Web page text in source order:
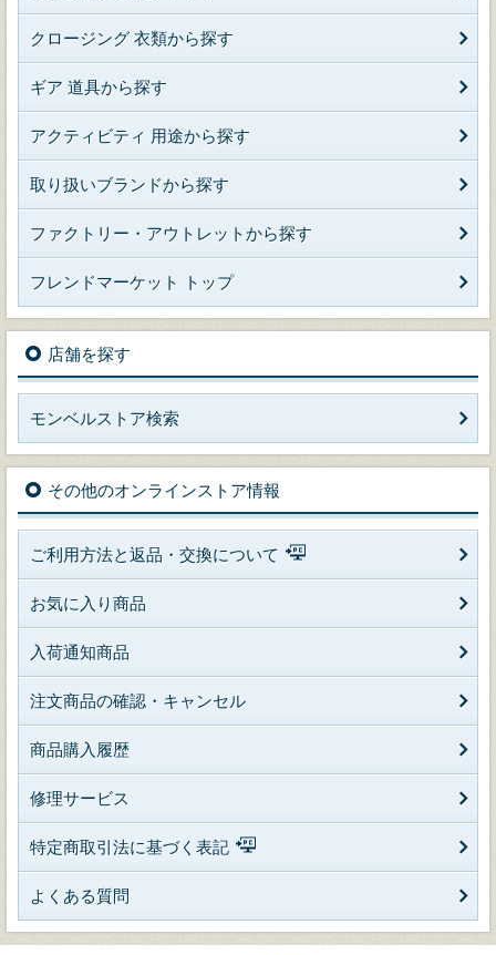
クロージング 衣類から探す
ギア 道具から探す
アクティビティ 用途から探す
取り扱いブランドから探す
ファクトリー・アウトレットから探す
フレンドマーケット トップ
店舗を探す
モンベルストア検索
その他のオンラインストア情報
ご利用方法と返品・交換について
お気に入り商品
入荷通知商品
注文商品の確認・キャンセル
商品購入履歴
修理サービス
特定商取引法に基づく表記
よくある質問